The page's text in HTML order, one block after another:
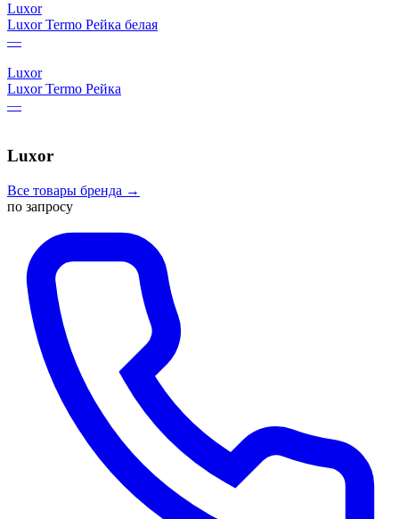
Luxor
Luxor Termo Рейка белая
—
Luxor
Luxor Termo Рейка
—
Luxor
Все товары бренда →
по запросу